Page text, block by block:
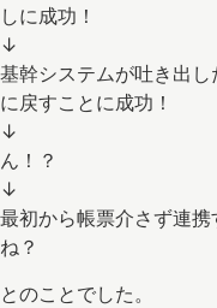
しに成功！
↓
基幹システムが吐き出
に戻すことに成功！
↓
ん！？
↓
最初から帳票介さず連
ね？
とのことでした。